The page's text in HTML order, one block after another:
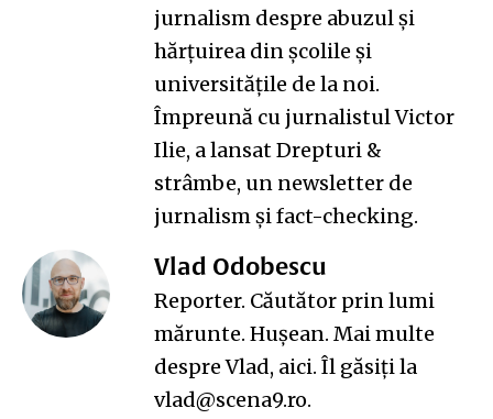
jurnalism despre abuzul și
hărțuirea din școlile și
universitățile de la noi.
Împreună cu jurnalistul Victor
Ilie, a lansatDrepturi &
strâmbe, un newsletter de
jurnalism și fact-checking.
Vlad Odobescu
Reporter. Căutător prin lumi
mărunte. Hușean. Mai multe
despre Vlad, aici. Îl găsiți la
vlad@scena9.ro.